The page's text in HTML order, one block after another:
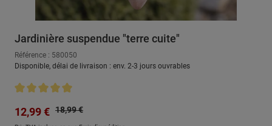
Jardinière suspendue "terre cuite"
Référence : 580050
Disponible, délai de livraison : env. 2-3 jours ouvrables
Prix de vente :
12,99 € Prix régulier :
18,99 €